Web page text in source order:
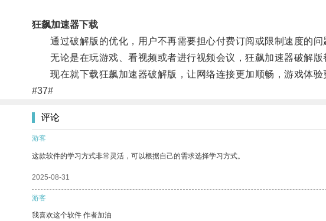
狂飙加速器下载
通过破解版的优化，用户不再需要担心付费订阅或限制速度的问
无论是在玩游戏、看视频或者进行视频会议，狂飙加速器破解版
现在就下载狂飙加速器破解版，让网络连接更加顺畅，游戏体验
#37#
评论
游客
这款软件的学习方式非常灵活，可以根据自己的需求选择学习方式。
2025-08-31
游客
我喜欢这个软件 作者加油